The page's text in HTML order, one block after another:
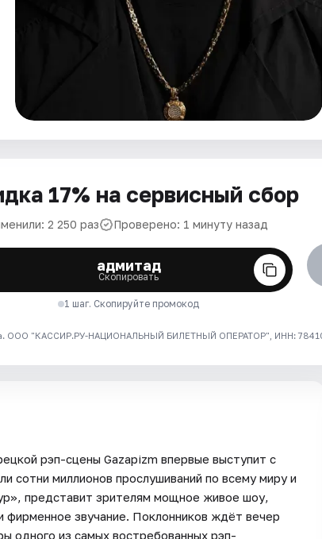
17% на сервисный сбор
2 250 раз Проверено: 1 минуту назад
адмитад
Скопировать
1 шаг. Скопируйте промокод
ООО "КАССИР.РУ-НАЦИОНАЛЬНЫЙ БИЛЕТНЫЙ ОПЕРАТОР", ИНН:
рэп-сцены Gazapizm впервые выступит с
сотни миллионов прослушиваний по всему миру и
представит зрителям мощное живое шоу,
фирменное звучание. Поклонников ждёт вечер
одного из самых востребованных рэп-